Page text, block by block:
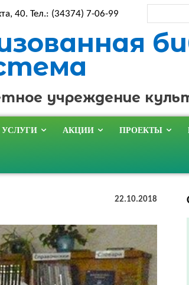
40. Тел.: (34374) 7-06-99
учреждение
УСЛУГИ АКЦИИ ПРОЕКТЫ
22.10.2018